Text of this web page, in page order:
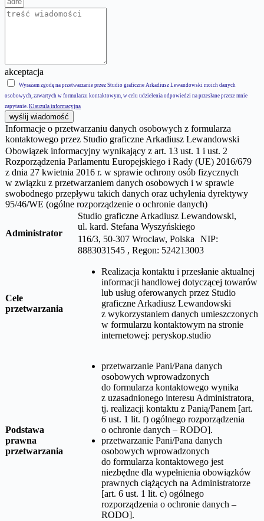
akceptacja
Wyrażam zgodę na przetwarzanie przez Studio graficzne Arkadiusz Lewandowski moich danych
osobowych, zawartych w formularzu kontaktowym, w celu udzielenia odpowiedzi na przesłane przeze mnie
zapytanie. Klauzula informacyjna
wyślij wiadomość
Informacje o przetwarzaniu danych osobowych z formularza
kontaktowego przez Studio graficzne Arkadiusz Lewandowski
Obowiązek informacyjny wynikający z art. 13 ust. 1 i ust. 2
Rozporządzenia Parlamentu Europejskiego i Rady (UE) 2016/679
z dnia 27 kwietnia 2016 r. w sprawie ochrony osób fizycznych
w związku z przetwarzaniem danych osobowych i w sprawie
swobodnego przepływu takich danych oraz uchylenia dyrektywy
95/46/WE (ogólne rozporządzenie o ochronie danych)
Administrator
Studio graficzne Arkadiusz Lewandowski,
ul. kard. Stefana Wyszyńskiego
116/3, 50-307 Wrocław, Polska NIP:
8883031545 , Regon: 524213003
Cele
przetwarzania
Realizacja kontaktu i przesłanie aktualnej
informacji handlowej dotyczącej towarów
lub usług oferowanych przez Studio
graficzne Arkadiusz Lewandowski
z wykorzystaniem danych umieszczonych
w formularzu kontaktowym na stronie
internetowej: peryskop.studio
Podstawa
prawna
przetwarzania
przetwarzanie Pani/Pana danych
osobowych wprowadzonych
do formularza kontaktowego wynika
z uzasadnionego interesu Administratora,
tj. realizacji kontaktu z Panią/Panem [art.
6 ust. 1 lit. f) ogólnego rozporządzenia
o ochronie danych – RODO].
przetwarzanie Pani/Pana danych
osobowych wprowadzonych
do formularza kontaktowego jest
niezbędne dla wypełnienia obowiązków
prawnych ciążących na Administratorze
[art. 6 ust. 1 lit. c) ogólnego
rozporządzenia o ochronie danych –
RODO].